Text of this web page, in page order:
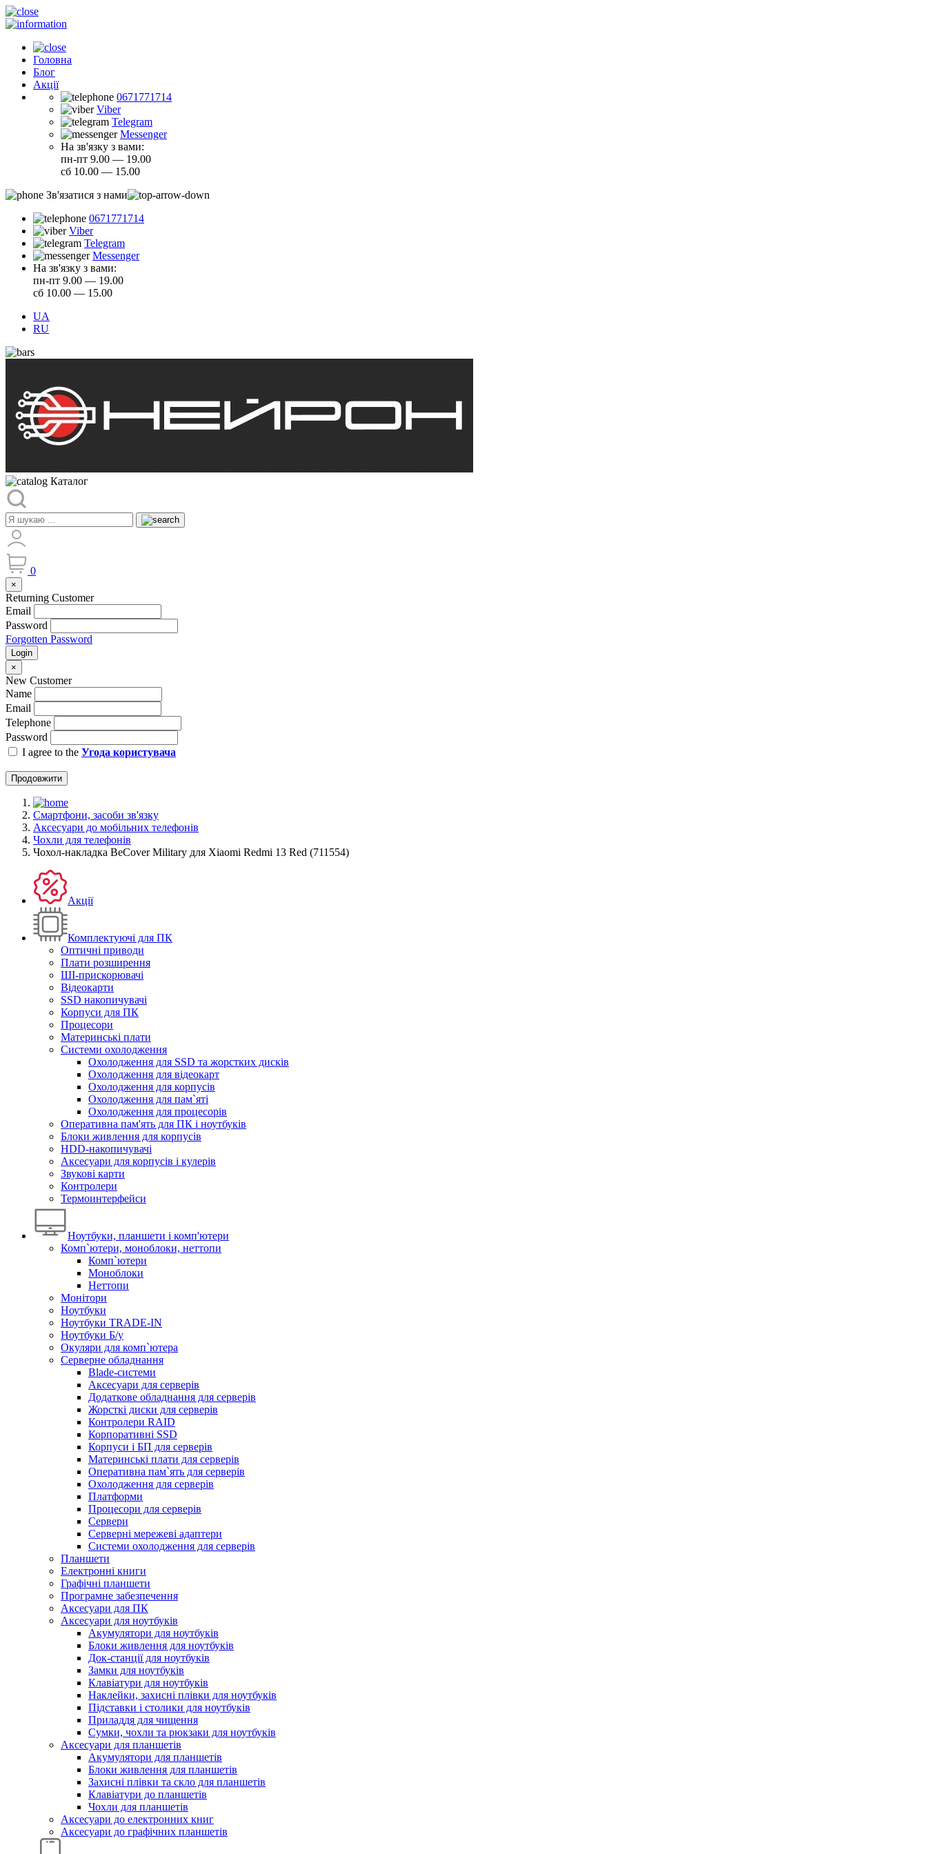
Головна
Блог
Акції
0671771714
Viber
Telegram
Messenger
На зв'язку з вами:
пн-пт 9.00 — 19.00
сб 10.00 — 15.00
Зв'язатися з нами
0671771714
Viber
Telegram
Messenger
На зв'язку з вами:
пн-пт 9.00 — 19.00
сб 10.00 — 15.00
UA
RU
Каталог
0
×
Returning Customer
Email
Password
Forgotten Password
Login
×
New Customer
Name
Email
Telephone
Password
I agree to the Угода користувача
Продовжити
Смартфони, засоби зв'язку
Аксесуари до мобільних телефонів
Чохли для телефонів
Чохол-накладка BeCover Military для Xiaomi Redmi 13 Red (711554)
Акції
Комплектуючі для ПК
Оптичні приводи
Плати розширення
ШІ-прискорювачі
Відеокарти
SSD накопичувачі
Корпуси для ПК
Процесори
Материнські плати
Системи охолодження
Охолодження для SSD та жорстких дисків
Охолодження для відеокарт
Охолодження для корпусів
Охолодження для пам`яті
Охолодження для процесорів
Оперативна пам'ять для ПК і ноутбуків
Блоки живлення для корпусів
HDD-накопичувачі
Аксесуари для корпусів і кулерів
Звукові карти
Контролери
Термоинтерфейси
Ноутбуки, планшети і комп'ютери
Комп`ютери, моноблоки, неттопи
Комп`ютери
Моноблоки
Неттопи
Монітори
Ноутбуки
Ноутбуки TRADE-IN
Ноутбуки Б/у
Окуляри для комп`ютера
Серверне обладнання
Blade-системи
Аксесуари для серверів
Додаткове обладнання для серверів
Жорсткі диски для серверів
Контролери RAID
Корпоративні SSD
Корпуси і БП для серверів
Материнські плати для серверів
Оперативна пам`ять для серверів
Охолодження для серверів
Платформи
Процесори для серверів
Сервери
Серверні мережеві адаптери
Системи охолодження для серверів
Планшети
Електронні книги
Графічні планшети
Програмне забезпечення
Аксесуари для ПК
Аксесуари для ноутбуків
Акумулятори для ноутбуків
Блоки живлення для ноутбуків
Док-станції для ноутбуків
Замки для ноутбуків
Клавіатури для ноутбуків
Наклейки, захисні плівки для ноутбуків
Підставки і столики для ноутбуків
Приладдя для чищення
Сумки, чохли та рюкзаки для ноутбуків
Аксесуари для планшетів
Акумулятори для планшетів
Блоки живлення для планшетів
Захисні плівки та скло для планшетів
Клавіатури до планшетів
Чохли для планшетів
Аксесуари до електронних книг
Аксесуари дo графічних планшетів